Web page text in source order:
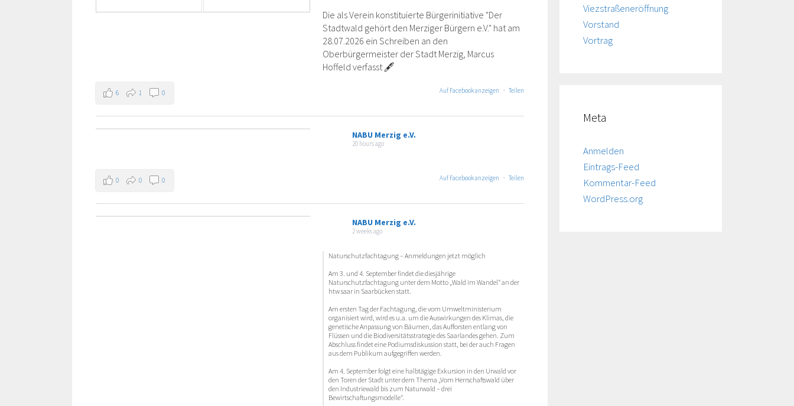
Die als Verein konstituierte Bürgerinitiative "Der
Stadtwald gehört den Merziger Bürgern e.V." hat am
28.07.2026 ein Schreiben an den
Oberbürgermeister der Stadt Merzig, Marcus
Hoffeld verfasst 🖋
Auf Facebook anzeigen · Teilen
6 1 0
NABU Merzig e.V.
20 hours ago
Auf Facebook anzeigen · Teilen
0 0 0
NABU Merzig e.V.
2 weeks ago
Naturschutzfachtagung – Anmeldungen jetzt möglich
Am 3. und 4. September findet die diesjährige
Naturschutzfachtagung unter dem Motto „Wald im Wandel“ an der
htw saar in Saarbücken statt.
Am ersten Tag der Fachtagung, die vom Umweltministerium
organisiert wird, wird es u.a. um die Auswirkungen des Klimas, die
genetische Anpassung von Bäumen, das Aufforsten entlang von
Flüssen und die Biodiversitätsstrategie des Saarlandes gehen. Zum
Abschluss findet eine Podiumsdiskussion statt, bei der auch Fragen
aus dem Publikum aufgegriffen werden.
Am 4. September folgt eine halbtägige Exkursion in den Urwald vor
den Toren der Stadt unter dem Thema „Vom Herrschaftswald über
den Industriewald bis zum Naturwald – drei
Bewirtschaftungsmodelle“.
Viezstraßeneröffnung
Vorstand
Vortrag
Meta
Anmelden
Eintrags-Feed
Kommentar-Feed
WordPress.org